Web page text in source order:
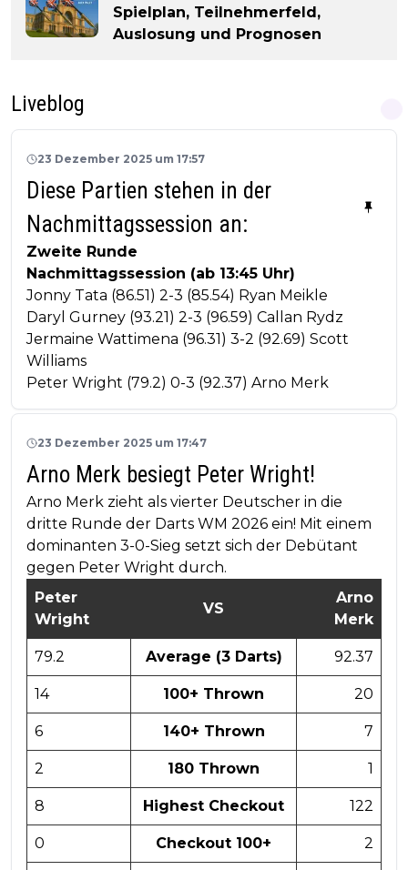
Spielplan, Teilnehmerfeld,
Auslosung und Prognosen
Liveblog
23 Dezember 2025 um 17:57
Diese Partien stehen in der
Nachmittagssession an:
Zweite Runde
Nachmittagssession (ab 13:45 Uhr)
Jonny Tata (86.51) 2-3 (85.54) Ryan Meikle
Daryl Gurney (93.21) 2-3 (96.59) Callan Rydz
Jermaine Wattimena (96.31) 3-2 (92.69) Scott
Williams
Peter Wright (79.2) 0-3 (92.37) Arno Merk
23 Dezember 2025 um 17:47
Arno Merk besiegt Peter Wright!
Arno Merk zieht als vierter Deutscher in die
dritte Runde der Darts WM 2026 ein! Mit einem
dominanten 3-0-Sieg setzt sich der Debütant
gegen Peter Wright durch.
Peter
Wright
VS
Arno
Merk
79.2 Average (3 Darts) 92.37
14 100+ Thrown 20
6 140+ Thrown 7
2 180 Thrown 1
8 Highest Checkout 122
0 Checkout 100+ 2